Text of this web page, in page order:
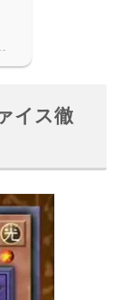
イス徹